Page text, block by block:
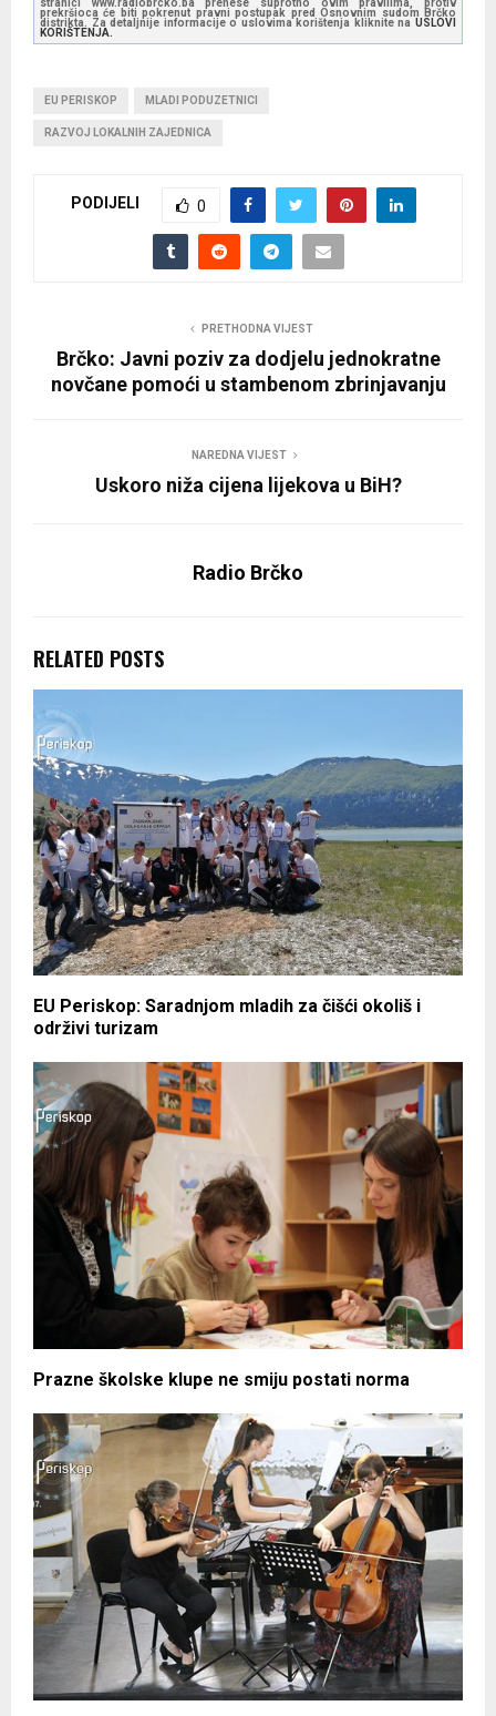
stranici www.radiobrcko.ba prenese suprotno ovim pravilima, protiv
prekršioca će biti pokrenut pravni postupak pred Osnovnim sudom Brčko
distrikta. Za detaljnije informacije o uslovima korištenja kliknite na USLOVI
KORIŠTENJA.
EU PERISKOP MLADI PODUZETNICI
RAZVOJ LOKALNIH ZAJEDNICA
PODIJELI 0
PRETHODNA VIJEST
Brčko: Javni poziv za dodjelu jednokratne
novčane pomoći u stambenom zbrinjavanju
NAREDNA VIJEST
Uskoro niža cijena lijekova u BiH?
Radio Brčko
RELATED POSTS
EU Periskop: Saradnjom mladih za čišći okoliš i
održivi turizam
Prazne školske klupe ne smiju postati norma